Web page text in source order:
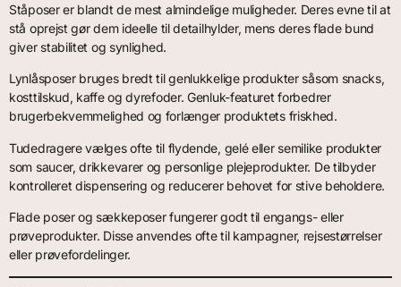
Ståposer er blandt de mest almindelige muligheder. Deres evne til at
stå oprejst gør dem ideelle til detailhylder, mens deres flade bund
giver stabilitet og synlighed.
Lynlåsposer bruges bredt til genlukkelige produkter såsom snacks,
kosttilskud, kaffe og dyrefoder. Genluk-featuret forbedrer
brugerbekvemmelighed og forlænger produktets friskhed.
Tudedragere vælges ofte til flydende, gelé eller semilike produkter
som saucer, drikkevarer og personlige plejeprodukter. De tilbyder
kontrolleret dispensering og reducerer behovet for stive beholdere.
Flade poser og sækkeposer fungerer godt til engangs- eller
prøveprodukter. Disse anvendes ofte til kampagner, rejsestørrelser
eller prøvefordelinger.